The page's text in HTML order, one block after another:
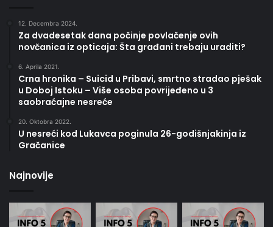
12. Decembra 2024.
Za dvadesetak dana počinje povlačenje ovih
novčanica iz opticaja: Šta građani trebaju uraditi?
6. Aprila 2021.
Crna hronika – Suicid u Pribavi, smrtno stradao pješak
u Doboj Istoku – Više osoba povrijeđeno u 3
saobraćajne nesreće
20. Oktobra 2022.
U nesreći kod Lukavca poginula 26-godišnjakinja iz
Gračanice
Najnovije